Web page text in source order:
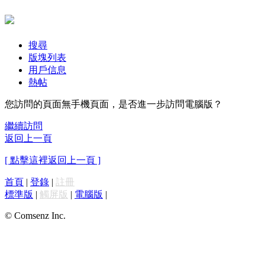
搜尋
版塊列表
用戶信息
熱帖
您訪問的頁面無手機頁面，是否進一步訪問電腦版？
繼續訪問
返回上一頁
[ 點擊這裡返回上一頁 ]
首頁 | 登錄 | 註冊
標準版 | 觸屏版 | 電腦版 |
© Comsenz Inc.